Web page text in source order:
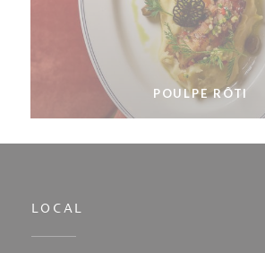
POULPE RÔTI
LOCAL